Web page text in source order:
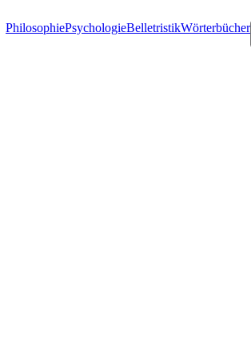
PhilosophiePsychologieBelletristikWörterbücher